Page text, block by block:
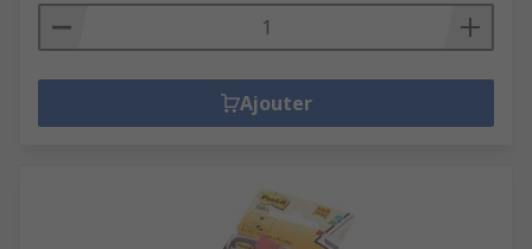
Ajouter